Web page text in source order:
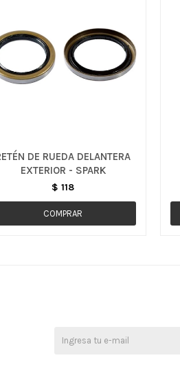
DE RUEDA DELANTERA
EXTERIOR - SPARK
$ 118